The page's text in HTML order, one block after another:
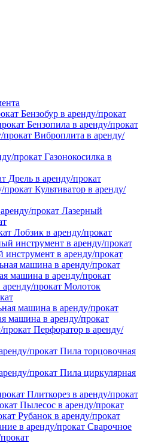
Бензобур в аренду/прокат
Бензопила в аренду/прокат
Виброплита в аренду/
Газонокосилка в
Дрель в аренду/прокат
Культиватор в аренду/
Лазерный
Лобзик в аренду/прокат
в аренду/прокат
машина в аренду/прокат
Молоток
машина в аренду/прокат
Перфоратор в аренду/
Пила торцовочная
Пила циркулярная
Плиткорез в аренду/прокат
Пылесос в аренду/прокат
Рубанок в аренду/прокат
Сварочное